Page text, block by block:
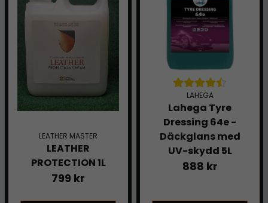
LEATHER MASTER
LEATHER
PROTECTION 1L
799 kr
LAHEGA
Lahega Tyre
Dressing 64e -
Däckglans med
UV-skydd 5L
888 kr